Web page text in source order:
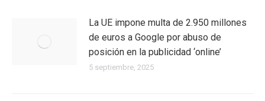
La UE impone multa de 2.950 millones
de euros a Google por abuso de
posición en la publicidad ‘online’
5 septiembre, 2025